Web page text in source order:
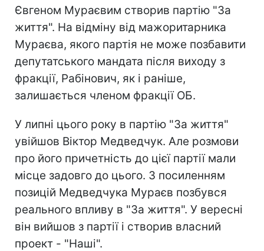
Євгеном Мураєвим створив партію "За
життя". На відміну від мажоритарника
Мураєва, якого партія не може позбавити
депутатського мандата після виходу з
фракції, Рабінович, як і раніше,
залишається членом фракції ОБ.
У липні цього року в партію "За життя"
увійшов Віктор Медведчук. Але розмови
про його причетність до цієї партії мали
місце задовго до цього. З посиленням
позицій Медведчука Мураєв позбувся
реального впливу в "За життя". У вересні
він вийшов з партії і створив власний
проект - "Наші".